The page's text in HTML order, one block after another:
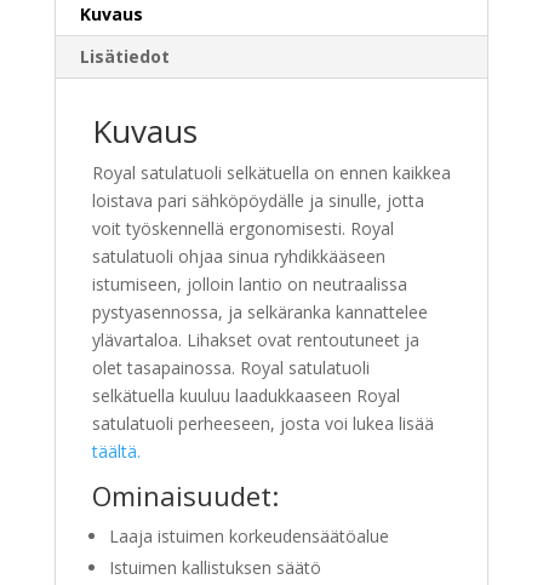
Kuvaus
Lisätiedot
Kuvaus
Royal satulatuoli selkätuella on ennen kaikkea
loistava pari sähköpöydälle ja sinulle, jotta
voit työskennellä ergonomisesti. Royal
satulatuoli ohjaa sinua ryhdikkääseen
istumiseen, jolloin lantio on neutraalissa
pystyasennossa, ja selkäranka kannattelee
ylävartaloa. Lihakset ovat rentoutuneet ja
olet tasapainossa. Royal satulatuoli
selkätuella kuuluu laadukkaaseen Royal
satulatuoli perheeseen, josta voi lukea lisää
täältä.
Ominaisuudet:
Laaja istuimen korkeudensäätöalue
Istuimen kallistuksen säätö